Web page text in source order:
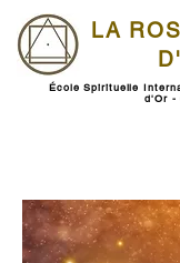
LA
École Spirituelle
d'Or -